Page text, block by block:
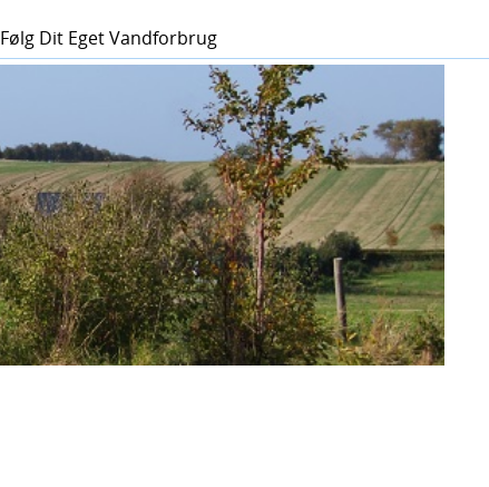
Følg Dit Eget Vandforbrug